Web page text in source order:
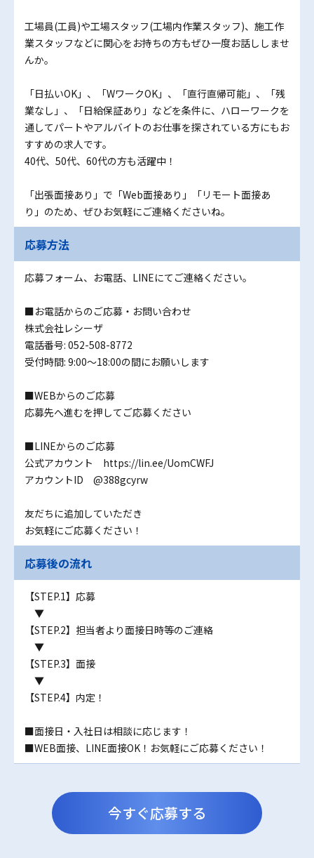
工場員(工員)や工場スタッフ(工場内作業スタッフ)、施工作
業スタッフなどに関心をお持ちの方もぜひ一度お話ししませ
んか。
「日払いOK」、「WワークOK」、「直行直帰可能」、「残
業なし」、「日給保証あり」などを条件に、ハローワークを
通してパートやアルバイトのお仕事を探されている方にもお
すすめの求人です。
40代、50代、60代の方も活躍中！
「出張面接あり」で「Web面接あり」「リモート面接あ
り」のため、ぜひお気軽にご連絡くださいね。
応募方法
応募フォーム、お電話、LINEにてご連絡ください。
■お電話からのご応募・お問い合わせ
株式会社レシーザ
電話番号: 052-508-8772
受付時間: 9:00～18:00の間にお願いします
■WEBからのご応募
応募先へ進むを押してご応募ください
■LINEからのご応募
公式アカウント https://lin.ee/UomCWFJ
アカウントID @388gcyrw
友だちに追加していただき
お気軽にご応募ください！
応募後の流れ
【STEP.1】応募
▼
【STEP.2】担当者より面接日時等のご連絡
▼
【STEP.3】面接
▼
【STEP.4】内定！
■面接日・入社日は相談に応じます！
■WEB面接、LINE面接OK！お気軽にご応募ください！
今すぐ応募する